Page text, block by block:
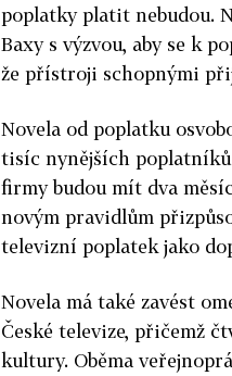
poplatky platit nebudou.
Baxy s výzvou, aby se k
že přístroji schopnými
Novela od poplatku
tisíc nynějších poplatníků
firmy budou mít dva
novým pravidlům
televizní poplatek jako
Novela má také zavést
České televize, přičemž
kultury. Oběma